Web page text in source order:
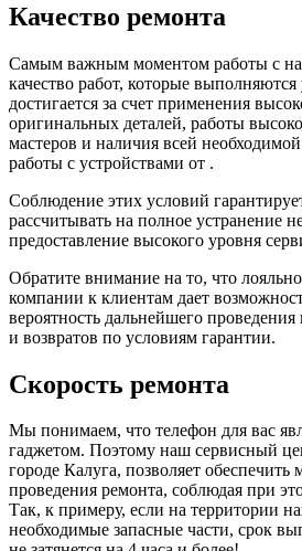
Качество ремонта
Самым важным моментом работы с
качество работ, которые
достигается за счет применения
оригинальных деталей, работы
мастеров и наличия всей
работы с устройствами от .
Соблюдение этих условий
рассчитывать на полное устранение
предоставление высокого уровня
Обратите внимание на то, что
компании к клиентам дает
вероятность дальнейшего
и возвратов по условиям гарантии.
Скорость ремонта
Мы понимаем, что телефон для вас
гаджетом. Поэтому наш сервисный
городе Калуга, позволяет
проведения ремонта, соблюдая при
Так, к примеру, если на территории
необходимые запасные части, срок